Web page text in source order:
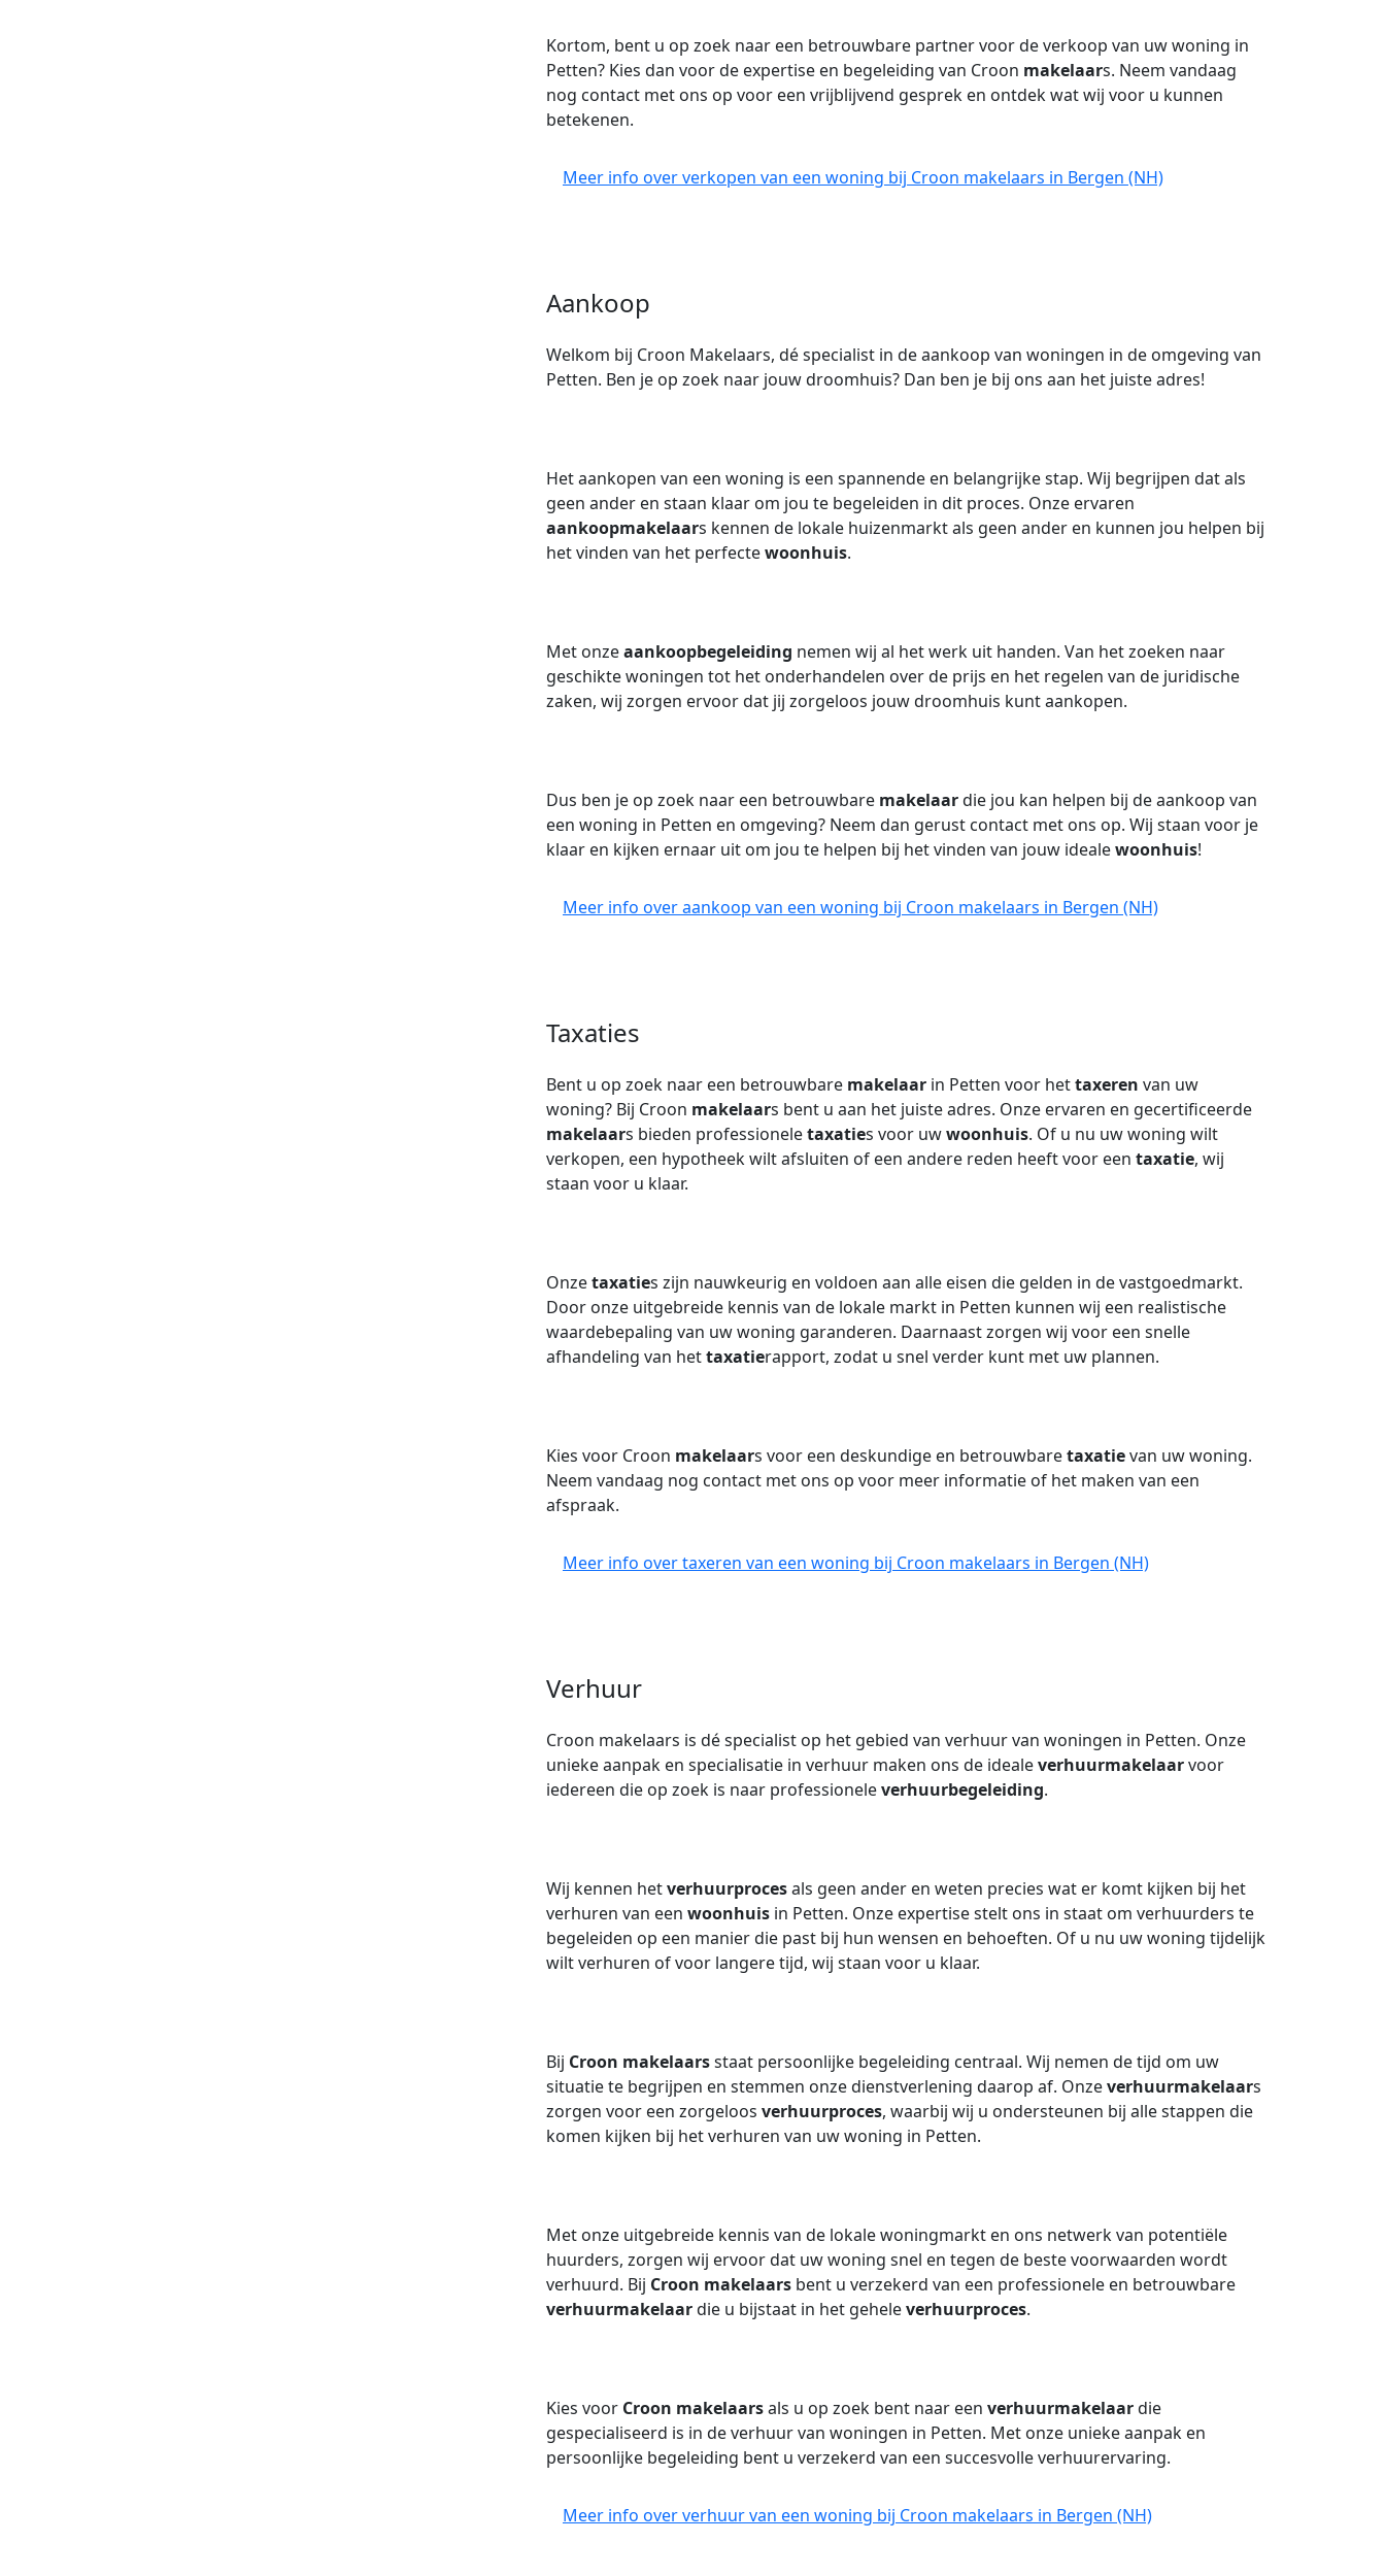
Kortom, bent u op zoek naar een betrouwbare partner voor de verkoop van uw woning in
Petten? Kies dan voor de expertise en begeleiding van Croon makelaars. Neem vandaag
nog contact met ons op voor een vrijblijvend gesprek en ontdek wat wij voor u kunnen
betekenen.
Meer info over verkopen van een woning bij Croon makelaars in Bergen (NH)
Aankoop
Welkom bij Croon Makelaars, dé specialist in de aankoop van woningen in de omgeving van
Petten. Ben je op zoek naar jouw droomhuis? Dan ben je bij ons aan het juiste adres!
Het aankopen van een woning is een spannende en belangrijke stap. Wij begrijpen dat als
geen ander en staan klaar om jou te begeleiden in dit proces. Onze ervaren
aankoopmakelaars kennen de lokale huizenmarkt als geen ander en kunnen jou helpen bij
het vinden van het perfectewoonhuis.
Met onzeaankoopbegeleiding nemen wij al het werk uit handen. Van het zoeken naar
geschikte woningen tot het onderhandelen over de prijs en het regelen van de juridische
zaken, wij zorgen ervoor dat jij zorgeloos jouw droomhuis kunt aankopen.
Dus ben je op zoek naar een betrouwbare makelaardie jou kan helpen bij de aankoop van
een woning in Petten en omgeving? Neem dan gerust contact met ons op. Wij staan voor je
klaar en kijken ernaar uit om jou te helpen bij het vinden van jouw idealewoonhuis!
Meer info over aankoop van een woning bij Croon makelaars in Bergen (NH)
Taxaties
Bent u op zoek naar een betrouwbare makelaar in Petten voor hettaxeren van uw
woning? Bij Croon makelaars bent u aan het juiste adres. Onze ervaren en gecertificeerde
makelaars bieden professioneletaxaties voor uwwoonhuis. Of u nu uw woning wilt
verkopen, een hypotheek wilt afsluiten of een andere reden heeft voor een taxatie, wij
staan voor u klaar.
Onzetaxaties zijn nauwkeurig en voldoen aan alle eisen die gelden in de vastgoedmarkt.
Door onze uitgebreide kennis van de lokale markt in Petten kunnen wij een realistische
waardebepaling van uw woning garanderen. Daarnaast zorgen wij voor een snelle
afhandeling van hettaxatierapport, zodat u snel verder kunt met uw plannen.
Kies voor Croon makelaars voor een deskundige en betrouwbaretaxatievan uw woning.
Neem vandaag nog contact met ons op voor meer informatie of het maken van een
afspraak.
Meer info over taxeren van een woning bij Croon makelaars in Bergen (NH)
Verhuur
Croon makelaars is dé specialist op het gebied van verhuur van woningen in Petten. Onze
unieke aanpak en specialisatie in verhuur maken ons de idealeverhuurmakelaarvoor
iedereen die op zoek is naar professioneleverhuurbegeleiding.
Wij kennen hetverhuurprocesals geen ander en weten precies wat er komt kijken bij het
verhuren van een woonhuis in Petten. Onze expertise stelt ons in staat om verhuurders te
begeleiden op een manier die past bij hun wensen en behoeften. Of u nu uw woning tijdelijk
wilt verhuren of voor langere tijd, wij staan voor u klaar.
Bij Croon makelaarsstaat persoonlijke begeleiding centraal. Wij nemen de tijd om uw
situatie te begrijpen en stemmen onze dienstverlening daarop af. Onzeverhuurmakelaars
zorgen voor een zorgeloos verhuurproces, waarbij wij u ondersteunen bij alle stappen die
komen kijken bij het verhuren van uw woning in Petten.
Met onze uitgebreide kennis van de lokale woningmarkt en ons netwerk van potentiële
huurders, zorgen wij ervoor dat uw woning snel en tegen de beste voorwaarden wordt
verhuurd. Bij Croon makelaars bent u verzekerd van een professionele en betrouwbare
verhuurmakelaardie u bijstaat in het geheleverhuurproces.
Kies voor Croon makelaarsals u op zoek bent naar een verhuurmakelaardie
gespecialiseerd is in de verhuur van woningen in Petten. Met onze unieke aanpak en
persoonlijke begeleiding bent u verzekerd van een succesvolle verhuurervaring.
Meer info over verhuur van een woning bij Croon makelaars in Bergen (NH)